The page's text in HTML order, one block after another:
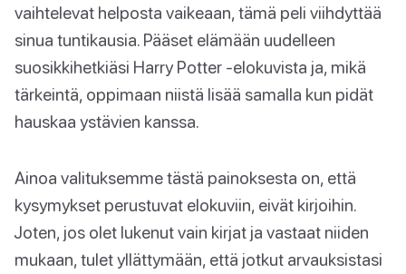
vaihtelevat helposta vaikeaan, tämä peli viihdyttää
sinua tuntikausia. Pääset elämään uudelleen
suosikkihetkiäsi Harry Potter -elokuvista ja, mikä
tärkeintä, oppimaan niistä lisää samalla kun pidät
hauskaa ystävien kanssa.
Ainoa valituksemme tästä painoksesta on, että
kysymykset perustuvat elokuviin, eivät kirjoihin.
Joten, jos olet lukenut vain kirjat ja vastaat niiden
mukaan, tulet yllättymään, että jotkut arvauksistasi